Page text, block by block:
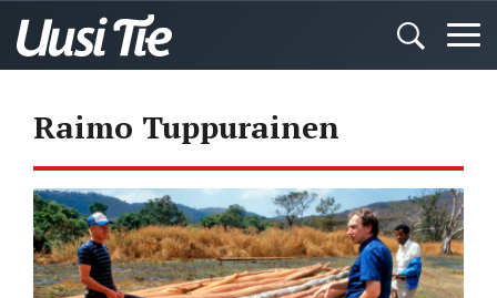
Raimo Tuppurainen